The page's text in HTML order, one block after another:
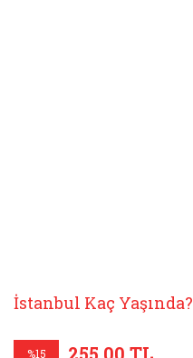
İstanbul Kaç Yaşında?
%15